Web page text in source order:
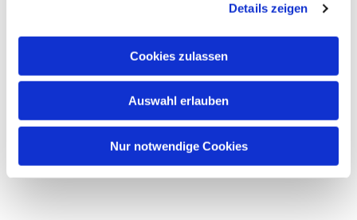
Details zeigen
Cookies zulassen
Auswahl erlauben
Nur notwendige Cookies